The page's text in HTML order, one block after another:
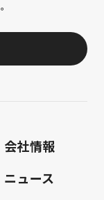
会社情報
ニュース